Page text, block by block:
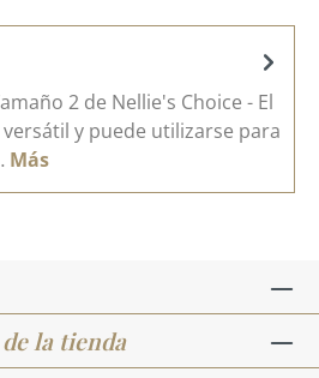
2 de Nellie's Choice - El
y puede utilizarse para
Más
la tienda